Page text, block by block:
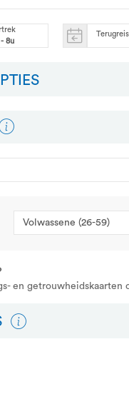
8u
Terugreis
en getrouwheidskaarten